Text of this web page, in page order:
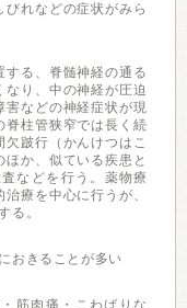
れなどの症状がみら
る、脊髄神経の通る
り、中の神経が圧迫
害などの神経症状が現
柱管狭窄では長く続
跛行（かんけつはこ
か、似ている疾患と
などを行う。薬物療
療を中心に行うが、
る。
おきることが多い
筋肉痛・こわばりな